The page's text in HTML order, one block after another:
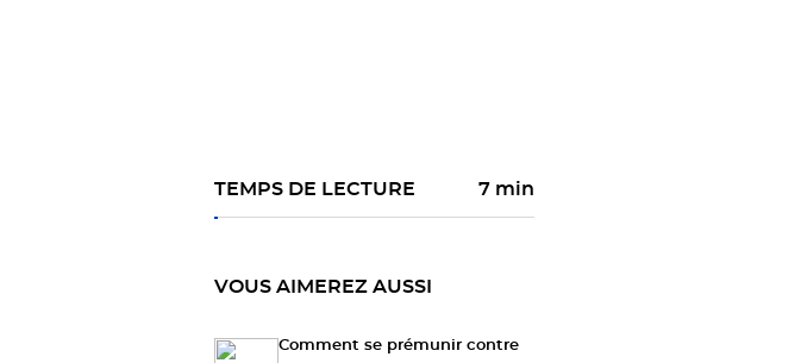
TEMPS DE LECTURE 7 min
VOUS AIMEREZ AUSSI
Comment se prémunir contre